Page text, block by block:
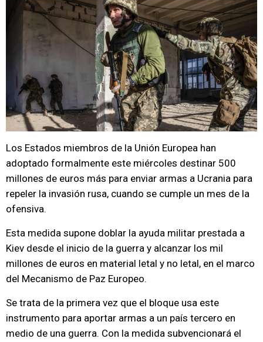
Los Estados miembros de la Unión Europea han
adoptado formalmente este miércoles destinar 500
millones de euros más para enviar armas a Ucrania para
repeler la invasión rusa, cuando se cumple un mes de la
ofensiva.
Esta medida supone doblar la ayuda militar prestada a
Kiev desde el inicio de la guerra y alcanzar los mil
millones de euros en material letal y no letal, en el marco
del Mecanismo de Paz Europeo.
Se trata de la primera vez que el bloque usa este
instrumento para aportar armas a un país tercero en
medio de una guerra. Con la medida subvencionará el